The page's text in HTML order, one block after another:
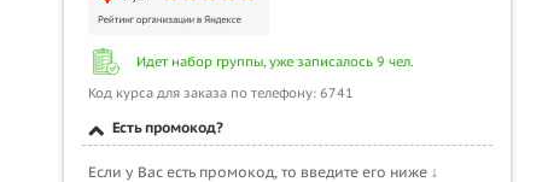
Идет набор группы, уже записалось 9 чел.
Код курса для заказа по телефону: 6741
Есть промокод?
Если у Вас есть промокод, то введите его ниже ↓